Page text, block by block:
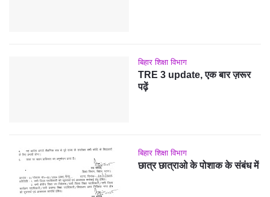
बिहार शिक्षा विभाग
TRE 3 update, एक बार ज़रूर
पढ़ें
बिहार शिक्षा विभाग
छात्र छात्राओ के पोशाक के संबंध में